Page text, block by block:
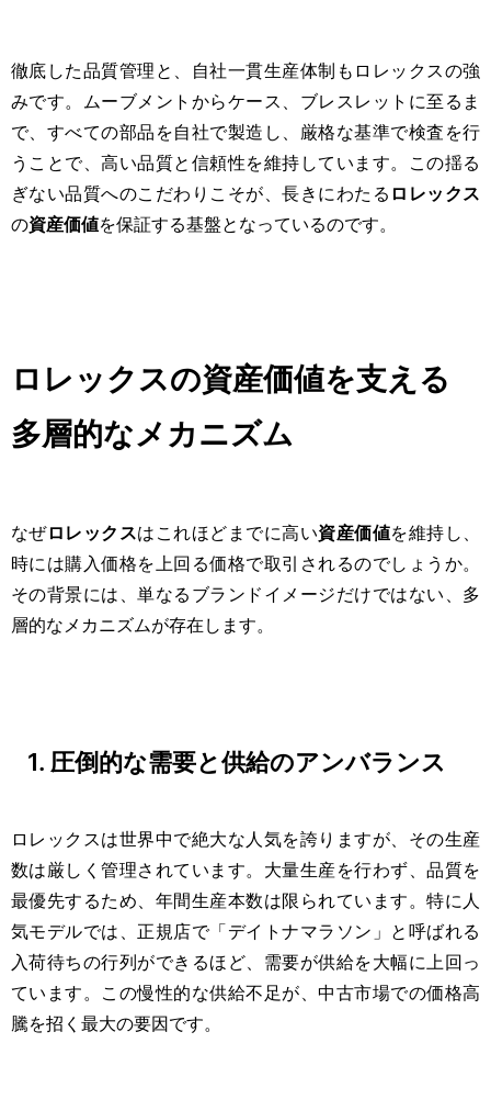
徹底した品質管理と、自社一貫生産体制もロレックスの強
みです。ムーブメントからケース、ブレスレットに至るま
で、すべての部品を自社で製造し、厳格な基準で検査を行
うことで、高い品質と信頼性を維持しています。この揺る
ぎない品質へのこだわりこそが、長きにわたる ロレックス
の資産価値を保証する基盤となっているのです。
ロレックスの資産価値を支える
多層的なメカニズム
なぜロレックスはこれほどまでに高い資産価値を維持し、
時には購入価格を上回る価格で取引されるのでしょうか。
その背景には、単なるブランドイメージだけではない、多
層的なメカニズムが存在します。
1. 圧倒的な需要と供給のアンバランス
ロレックスは世界中で絶大な人気を誇りますが、その生産
数は厳しく管理されています。大量生産を行わず、品質を
最優先するため、年間生産本数は限られています。特に人
気モデルでは、正規店で「デイトナマラソン」と呼ばれる
入荷待ちの行列ができるほど、需要が供給を大幅に上回っ
ています。この慢性的な供給不足が、中古市場での価格高
騰を招く最大の要因です。